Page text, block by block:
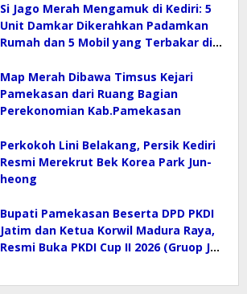
Si Jago Merah Mengamuk di Kediri: 5
Unit Damkar Dikerahkan Padamkan
Rumah dan 5 Mobil yang Terbakar di
Map Merah Dibawa Timsus Kejari
Pamekasan dari Ruang Bagian
Perekonomian Kab.Pamekasan
Perkokoh Lini Belakang, Persik Kediri
Resmi Merekrut Bek Korea Park Jun-
heong
Bupati Pamekasan Beserta DPD PKDI
Jatim dan Ketua Korwil Madura Raya,
Resmi Buka PKDI Cup II 2026 (Gruop J)